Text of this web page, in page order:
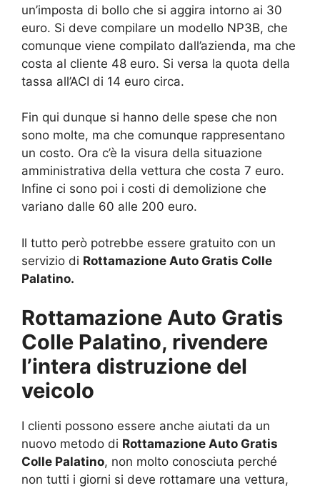
un’imposta di bollo che si aggira intorno ai 30
euro. Si deve compilare un modello NP3B, che
comunque viene compilato dall’azienda, ma che
costa al cliente 48 euro. Si versa la quota della
tassa all’ACI di 14 euro circa.
Fin qui dunque si hanno delle spese che non
sono molte, ma che comunque rappresentano
un costo. Ora c’è la visura della situazione
amministrativa della vettura che costa 7 euro.
Infine ci sono poi i costi di demolizione che
variano dalle 60 alle 200 euro.
Il tutto però potrebbe essere gratuito con un
servizio di Rottamazione Auto Gratis Colle
Palatino.
Rottamazione Auto Gratis
Colle Palatino, rivendere
l’intera distruzione del
veicolo
I clienti possono essere anche aiutati da un
nuovo metodo di Rottamazione Auto Gratis
Colle Palatino, non molto conosciuta perché
non tutti i giorni si deve rottamare una vettura,